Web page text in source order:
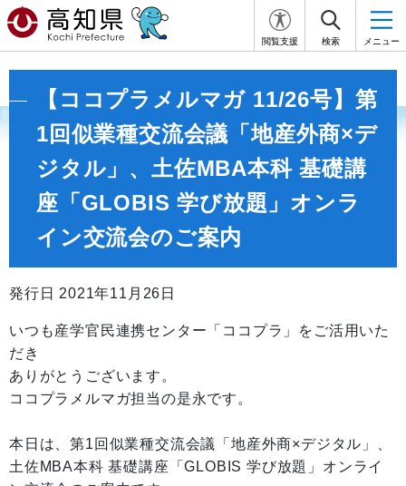
閲覧支援 検索 メニュー
【ココプラメルマガ 11/26号】第
1回似業種交流会議「地産外商×デ
ジタル」、土佐MBA本科 基礎講
座「GLOBIS 学び放題」オンラ
イン交流会のご案内
発行日 2021年11月26日
いつも産学官民連携センター「ココプラ」をご活用いた
だき
ありがとうございます。
ココプラメルマガ担当の是永です。
本日は、第1回似業種交流会議「地産外商×デジタル」、
土佐MBA本科 基礎講座「GLOBIS 学び放題」オンライ